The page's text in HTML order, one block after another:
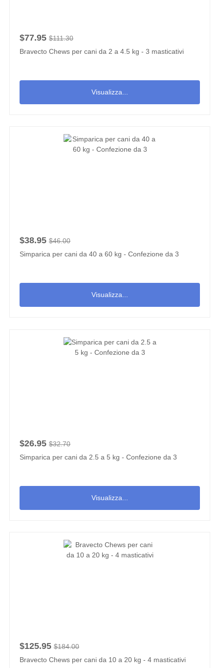
$77.95 $111.30
Bravecto Chews per cani da 2 a 4.5 kg - 3 masticativi
Visualizza...
$38.95 $46.00
Simparica per cani da 40 a 60 kg - Confezione da 3
Visualizza...
$26.95 $32.70
Simparica per cani da 2.5 a 5 kg - Confezione da 3
Visualizza...
$125.95 $184.00
Bravecto Chews per cani da 10 a 20 kg - 4 masticativi